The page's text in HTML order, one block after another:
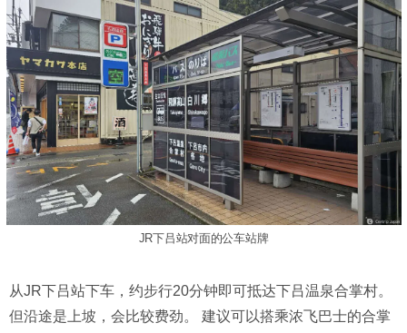
JR下吕站对面的公车站牌
从JR下吕站下车，约步行20分钟即可抵达下吕温泉合掌村。
但沿途是上坡，会比较费劲。 建议可以搭乘浓飞巴士的合掌